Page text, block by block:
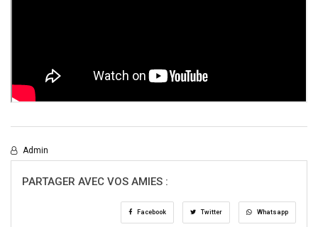
Admin
PARTAGER AVEC VOS AMIES :
Facebook Twitter Whatsapp